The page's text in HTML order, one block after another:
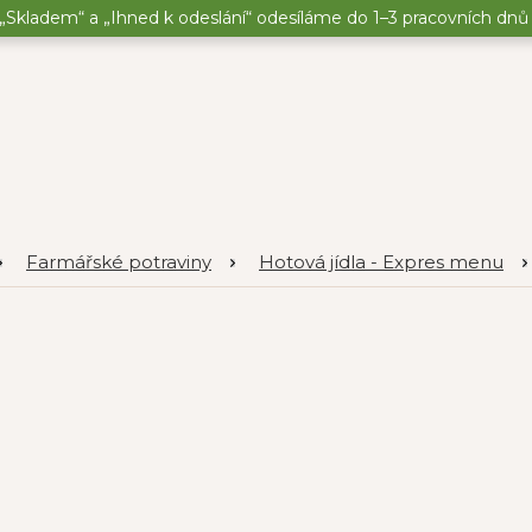
a „Ihned k odeslání“ odesíláme do 1–3 pracovních
Farmářské potraviny Hotová jídla - Expres menu